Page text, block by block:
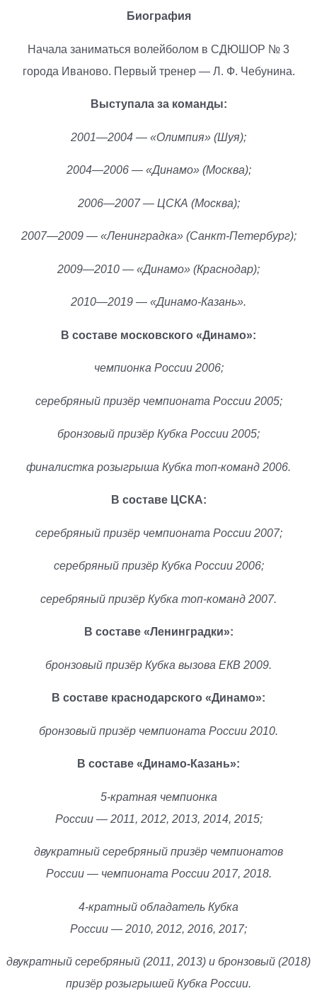
Биография
Начала заниматься волейболом в СДЮШОР № 3
города Иваново. Первый тренер — Л. Ф. Чебунина.
Выступала за команды:
2001—2004 — «Олимпия» (Шуя);
2004—2006 — «Динамо» (Москва);
2006—2007 — ЦСКА (Москва);
2007—2009 — «Ленинградка» (Санкт-Петербург);
2009—2010 — «Динамо» (Краснодар);
2010—2019 — «Динамо-Казань».
В составе московского «Динамо»:
чемпионка России 2006;
серебряный призёр чемпионата России 2005;
бронзовый призёр Кубка России 2005;
финалистка розыгрыша Кубка топ-команд 2006.
В составе ЦСКА:
серебряный призёр чемпионата России 2007;
серебряный призёр Кубка России 2006;
серебряный призёр Кубка топ-команд 2007.
В составе «Ленинградки»:
бронзовый призёр Кубка вызова ЕКВ 2009.
В составе краснодарского «Динамо»:
бронзовый призёр чемпионата России 2010.
В составе «Динамо-Казань»:
5-кратная чемпионка
России — 2011, 2012, 2013, 2014, 2015;
двукратный серебряный призёр чемпионатов
России — чемпионата России 2017, 2018.
4-кратный обладатель Кубка
России — 2010, 2012, 2016, 2017;
двукратный серебряный (2011, 2013) и бронзовый (2018)
призёр розыгрышей Кубка России.